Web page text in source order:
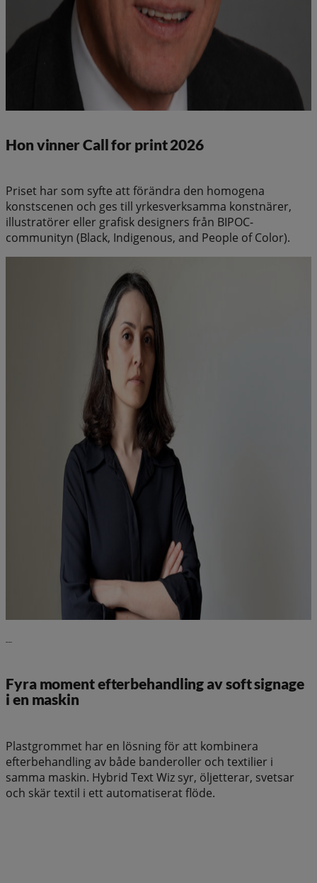
Hon vinner Call for print 2026
Priset har som syfte att förändra den homogena
konstscenen och ges till yrkesverksamma konstnärer,
illustratörer eller grafisk designers från BIPOC-
communityn (Black, Indigenous, and People of Color).
Fyra moment efterbehandling av soft signage
i en maskin
Plastgrommet har en lösning för att kombinera
efterbehandling av både banderoller och textilier i
samma maskin. Hybrid Text Wiz syr, öljetterar, svetsar
och skär textil i ett automatiserat flöde.